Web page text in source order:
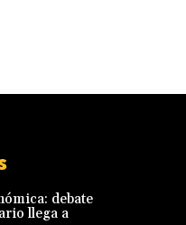
debate
llega a